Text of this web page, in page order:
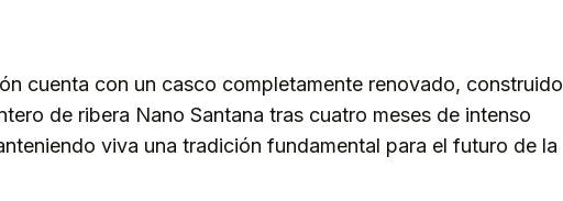
cuenta con un casco completamente renovado, construido
de ribera Nano Santana tras cuatro meses de intenso
viva una tradición fundamental para el futuro de la